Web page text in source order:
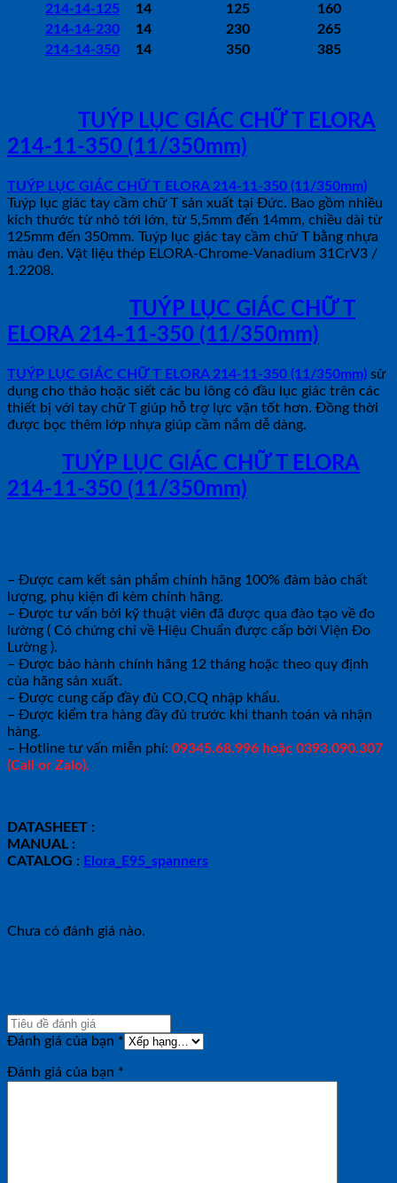
214-14-125
14 125
160
214-14-230
14 230
265
214-14-350
14 350 385
TUÝP LỤC GIÁC CHỮ T ELORA
214-11-350 (11/350mm)
TUÝP LỤC GIÁC CHỮ T ELORA 214-11-350 (11/350mm)
Tuýp lục giác tay cầm chữ T sản xuất tại Đức. Bao gồm nhiều
kích thước từ nhỏ tới lớn, từ 5,5mm đến 14mm, chiều dài từ
125mm đến 350mm. Tuýp lục giác tay cầm chữ T bằng nhựa
màu đen. Vật liệu thép ELORA-Chrome-Vanadium 31CrV3 /
1.2208.
TUÝP LỤC GIÁC CHỮ T
ELORA 214-11-350 (11/350mm)
TUÝP LỤC GIÁC CHỮ T ELORA 214-11-350 (11/350mm) sử
dụng cho tháo hoặc siết các bu lông có đầu lục giác trên các
thiết bị với tay chữ T giúp hỗ trợ lực vặn tốt hơn. Đồng thời
được bọc thêm lớp nhựa giúp cầm nắm dễ dàng.
TUÝP LỤC GIÁC CHỮ T ELORA
214-11-350 (11/350mm)
– Được cam kết sản phẩm chính hãng 100% đảm bảo chất
lượng, phụ kiện đi kèm chính hãng.
– Được tư vấn bởi kỹ thuật viên đã được qua đào tạo về đo
lường ( Có chứng chỉ về Hiệu Chuẩn được cấp bởi Viện Đo
Lường ).
– Được bảo hành chính hãng 12 tháng hoặc theo quy định
của hãng sản xuất.
– Được cung cấp đầy đủ CO,CQ nhập khẩu.
– Được kiểm tra hàng đầy đủ trước khi thanh toán và nhận
hàng.
– Hotline tư vấn miễn phí: 09345.68.996 hoặc 0393.090.307
(Call or Zalo).
DATASHEET :
MANUAL :
CATALOG : Elora_E95_spanners
Chưa có đánh giá nào.
Đánh giá của bạn *
Đánh giá của bạn *